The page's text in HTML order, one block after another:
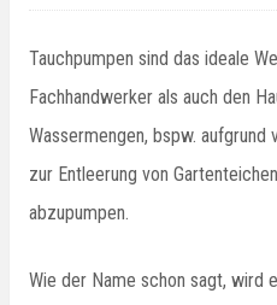
Tauchpumpen sind das ideale
Fachhandwerker als auch den
Wassermengen, bspw.
zur Entleerung von
abzupumpen.
Wie der Name schon sagt, wird